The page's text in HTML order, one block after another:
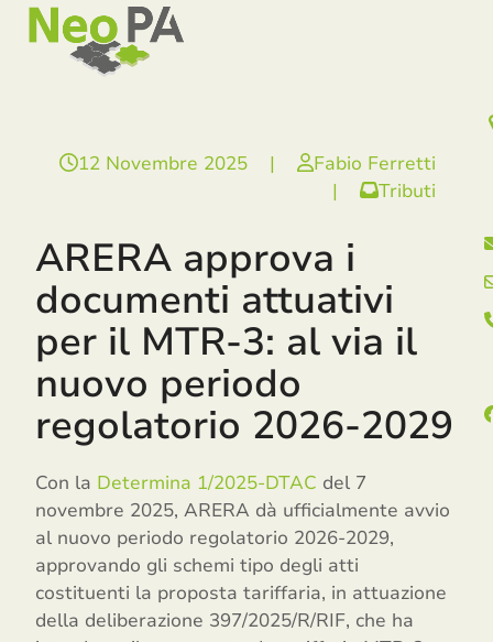
SkipOpen
mobile
menu
Close
mobile
menu
12 Novembre 2025 |
Fabio Ferretti
|
Tributi
ARERA approva i
documenti attuativi
per il MTR-3: al via il
nuovo periodo
regolatorio 2026-2029
Con la Determina 1/2025-DTAC del 7
novembre 2025, ARERA dà ufficialmente avvio
al nuovo periodo regolatorio 2026-2029,
approvando gli schemi tipo degli atti
costituenti la proposta tariffaria, in attuazione
della deliberazione 397/2025/R/RIF, che ha